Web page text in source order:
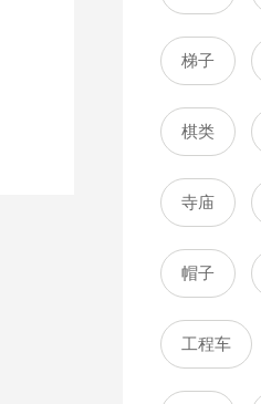
梯子
棋类
寺庙
帽子
工程车